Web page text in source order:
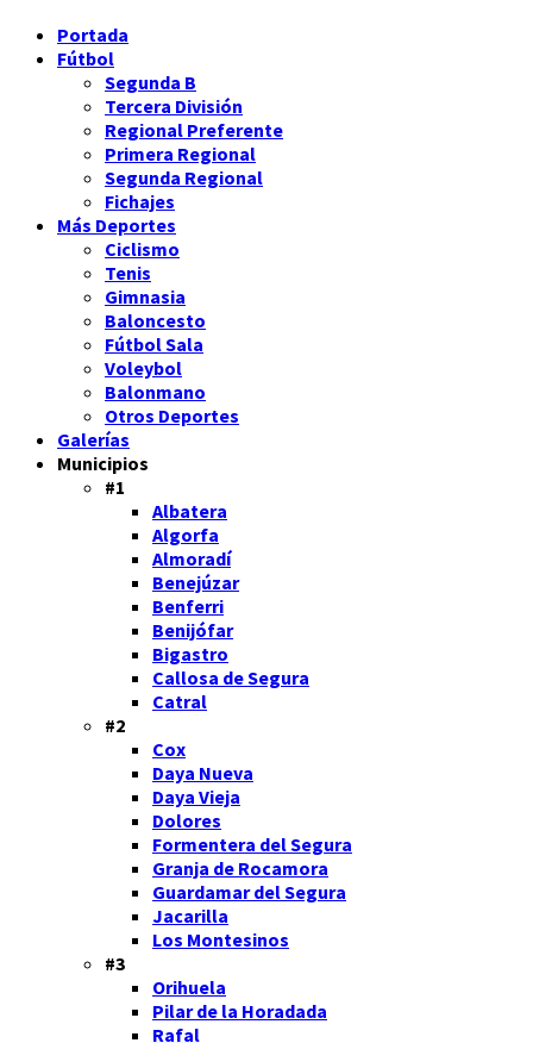
Portada
Fútbol
Segunda B
Tercera División
Regional Preferente
Primera Regional
Segunda Regional
Fichajes
Más Deportes
Ciclismo
Tenis
Gimnasia
Baloncesto
Fútbol Sala
Voleybol
Balonmano
Otros Deportes
Galerías
Municipios
#1
Albatera
Algorfa
Almoradí
Benejúzar
Benferri
Benijófar
Bigastro
Callosa de Segura
Catral
#2
Cox
Daya Nueva
Daya Vieja
Dolores
Formentera del Segura
Granja de Rocamora
Guardamar del Segura
Jacarilla
Los Montesinos
#3
Orihuela
Pilar de la Horadada
Rafal